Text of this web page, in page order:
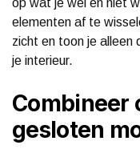
elementen af te
zicht en toon je
je interieur.
Combineer
gesloten